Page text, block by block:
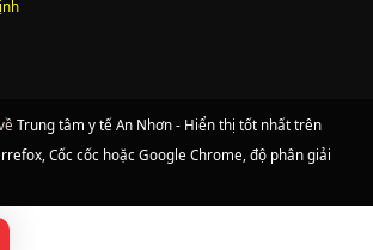
Trung tâm y tế An Nhơn - Hiển thị tốt nhất trên
Cốc cốc hoặc Google Chrome, độ phân giải